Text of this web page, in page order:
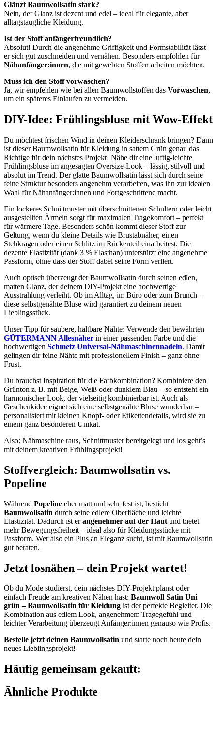
Glänzt Baumwollsatin stark?
Nein, der Glanz ist dezent und edel – ideal für elegante, aber
alltagstaugliche Kleidung.
Ist der Stoff anfängerfreundlich?
Absolut! Durch die angenehme Griffigkeit und Formstabilität lässt
er sich gut zuschneiden und vernähen. Besonders empfohlen für
Nähanfänger:innen, die mit gewebten Stoffen arbeiten möchten.
Muss ich den Stoff vorwaschen?
Ja, wir empfehlen wie bei allen Baumwollstoffen das Vorwaschen,
um ein späteres Einlaufen zu vermeiden.
DIY-Idee: Frühlingsbluse mit Wow-Effekt
Du möchtest frischen Wind in deinen Kleiderschrank bringen? Dann
ist dieser Baumwollsatin für Kleidung in sattem Grün genau das
Richtige für dein nächstes Projekt! Nähe dir eine luftig-leichte
Frühlingsbluse im angesagten Oversize-Look – lässig, stilvoll und
absolut im Trend. Der glatte Baumwollsatin lässt sich durch seine
feine Struktur besonders angenehm verarbeiten, was ihn zur idealen
Wahl für Nähanfänger:innen und Fortgeschrittene macht.
Ein lockeres Schnittmuster mit überschnittenen Schultern oder leicht
ausgestellten Ärmeln sorgt für maximalen Tragekomfort – perfekt
für wärmere Tage. Besonders schön kommt dieser Stoff zur
Geltung, wenn du kleine Details wie Brustabnäher, einen
Stehkragen oder einen Schlitz im Rückenteil einarbeitest. Die
dezente Elastizität (dank 3 % Elasthan) unterstützt eine angenehme
Passform, ohne dass der Stoff dabei seine Form verliert.
Auch optisch überzeugt der Baumwollsatin durch seinen edlen,
matten Glanz, der deinem DIY-Projekt eine hochwertige
Ausstrahlung verleiht. Ob im Alltag, im Büro oder zum Brunch –
diese selbstgenähte Bluse wird garantiert zu deinem neuen
Lieblingsstück.
Unser Tipp für saubere, haltbare Nähte: Verwende den bewährten
GÜTERMANN Allesnäher in einer passenden Farbe und die
hochwertigen Schmetz Universal-Nähmaschinennadeln. Damit
gelingen dir feine Nähte mit professionellem Finish – ganz ohne
Frust.
Du brauchst Inspiration für die Farbkombination? Kombiniere den
Grünton z. B. mit Beige, Weiß oder dunklem Blau – so entsteht ein
harmonischer Look, der vielseitig kombinierbar ist. Auch als
Geschenkidee eignet sich eine selbstgenähte Bluse wunderbar –
personalisiert mit kleinen Knopf- oder Etikettendetails, wird sie zu
einem ganz besonderen Unikat.
Also: Nähmaschine raus, Schnittmuster bereitgelegt und los geht’s
mit deinem kreativen Frühlingsprojekt!
Stoffvergleich: Baumwollsatin vs.
Popeline
Während Popeline eher matt und sehr fest ist, besticht
Baumwollsatin durch seine edlere Oberfläche und leichte
Elastizität. Dadurch ist erangenehmer auf der Haut und bietet
mehr Bewegungsfreiheit – ideal also für Kleidungsstücke mit
Passform. Wer also ein Plus an Eleganz sucht, ist mit Baumwollsatin
gut beraten.
Jetzt losnähen – dein Projekt wartet!
Ob du Mode studierst, dein nächstes DIY-Projekt planst oder
einfach Freude am kreativen Nähen hast: Baumwoll Satin Uni
grün – Baumwollsatin für Kleidung ist der perfekte Begleiter. Die
Kombination aus edlem Look, angenehmem Tragegefühl und
leichter Verarbeitung überzeugt Anfänger:innen genauso wie Profis.
Bestelle jetzt deinen Baumwollsatin und starte noch heute dein
neues Lieblingsprojekt!
Häufig gemeinsam gekauft:
Ähnliche Produkte